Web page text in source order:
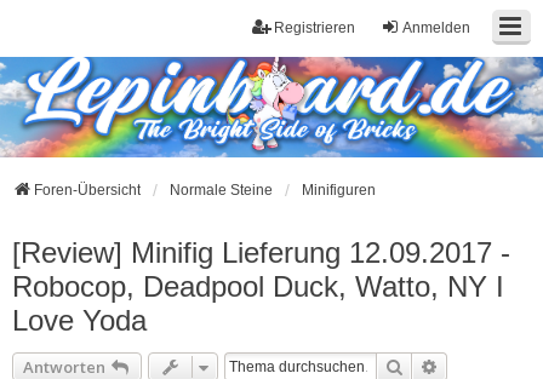
Anmelden
Registrieren
Foren-Übersicht Normale Steine Minifiguren
[Review] Minifig Lieferung 12.09.2017 -
Robocop, Deadpool Duck, Watto, NY I
Love Yoda
Antworten Suche